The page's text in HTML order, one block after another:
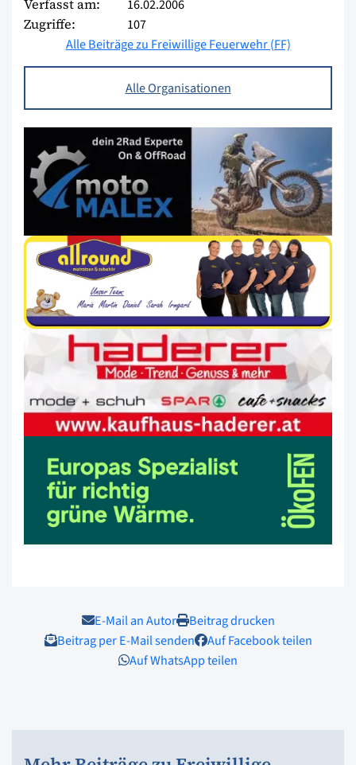
Verfasst am: 16.02.2006
Zugriffe:
107
Alle Beiträge zu Freiwillige Feuerwehr (FF)
Alle Organisationen
E-Mail an Autor
Beitrag drucken
Beitrag per E-Mail senden
Auf Facebook teilen
Auf WhatsApp teilen